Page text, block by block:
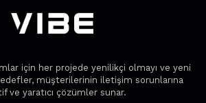
için her projede yenilikçi olmayı ve yeni
müşterilerinin iletişim sorunlarına
ve yaratıcı çözümler sunar.